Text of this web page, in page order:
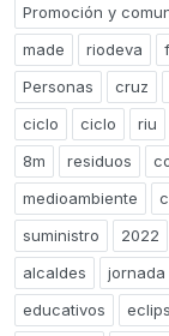
Promoción y
made
riodeva
Personas
cruz
ciclo
ciclo riu
8m
residuos
medioambiente
suministro
2022
alcaldes
jornada
educativos